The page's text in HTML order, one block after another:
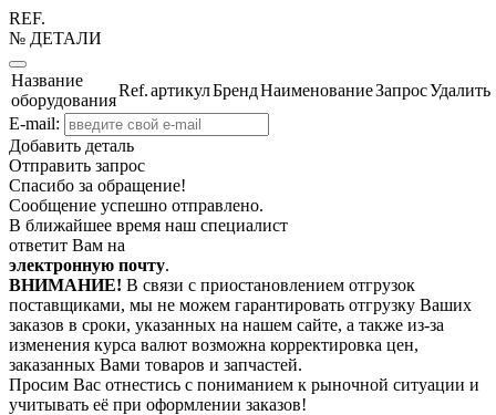
REF.
№ ДЕТАЛИ
Название
оборудования
Ref.артикулБрендНаименованиеЗапросУдалить
E-mail:
Добавить деталь
Отправить запрос
Спасибо за обращение!
Сообщение успешно отправлено.
В ближайшее время наш специалист
ответит Вам на
электронную почту.
ВНИМАНИЕ! В связи с приостановлением отгрузок
поставщиками, мы не можем гарантировать отгрузку Ваших
заказов в сроки, указанных на нашем сайте, а также из-за
изменения курса валют возможна корректировка цен,
заказанных Вами товаров и запчастей.
Просим Вас отнестись с пониманием к рыночной ситуации и
учитывать её при оформлении заказов!